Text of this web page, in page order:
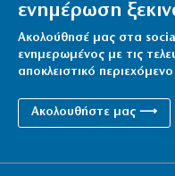
ενημέρωση
Ακολούθησέ μας στα
ενημερωμένος με τις
αποκλειστικό
Ακολουθήστε μας ⟶